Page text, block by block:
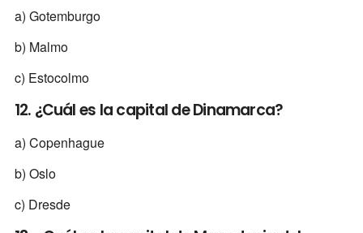
a) Gotemburgo
b) Malmo
c) Estocolmo
12. ¿Cuál es la capital de Dinamarca?
a) Copenhague
b) Oslo
c) Dresde